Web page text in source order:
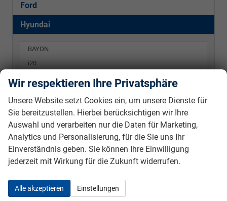
Ford
Hyundai
BAYON
i20
i30 Hatchback
i30 Kombi
KONA
Kia
Mercedes-Benz
Seat
Wir respektieren Ihre Privatsphäre
Unsere Website setzt Cookies ein, um unsere Dienste für
Sie bereitzustellen. Hierbei berücksichtigen wir Ihre
Auswahl und verarbeiten nur die Daten für Marketing,
Analytics und Personalisierung, für die Sie uns Ihr
Einverständnis geben. Sie können Ihre Einwilligung
jederzeit mit Wirkung für die Zukunft widerrufen.
Alle akzeptieren Einstellungen